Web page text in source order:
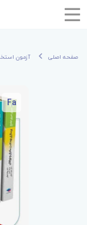
صفحه اصلی آزمون
Fa